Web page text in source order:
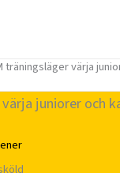
träningsläger värja
juniorer och